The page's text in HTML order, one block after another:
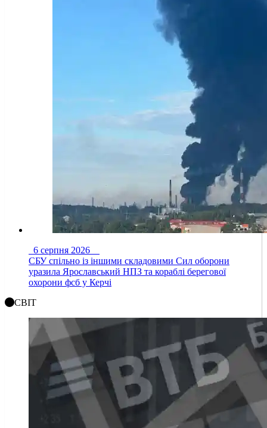
6 серпня 2026
СБУ спільно із іншими складовими Сил оборони
уразила Ярославський НПЗ та кораблі берегової
охорони фсб у Керчі
СВІТ